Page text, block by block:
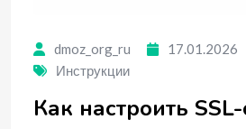
dmoz_org_ru 17.01.2026
Инструкции
Как настроить